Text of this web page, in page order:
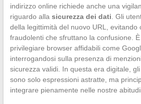
indirizzo online richiede anche una
riguardo alla sicurezza dei dati . Gli
della legittimità del nuovo URL, evitando
fraudolenti che sfruttano la confusione.
privilegiare browser affidabili come
interrogandosi sulla presenza di
sicurezza validi. In questa era digitale, gli
sono solo espressioni astratte, ma
integrare pienamente nelle nostre